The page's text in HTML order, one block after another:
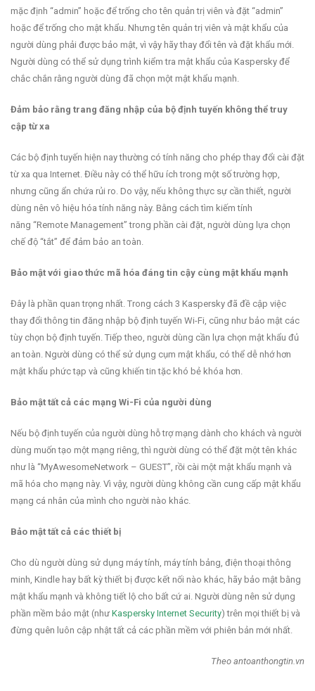
mặc định “admin” hoặc để trống cho tên quản trị viên và đặt “admin”
hoặc để trống cho mật khẩu. Nhưng tên quản trị viên và mật khẩu của
người dùng phải được bảo mật, vì vậy hãy thay đổi tên và đặt khẩu mới.
Người dùng có thể sử dụng trình kiểm tra mật khẩu của Kaspersky để
chắc chắn rằng người dùng đã chọn một mật khẩu mạnh.
Đảm bảo rằng trang đăng nhập của bộ định tuyến không thể truy
cập từ xa
Các bộ định tuyến hiện nay thường có tính năng cho phép thay đổi cài đặt
từ xa qua Internet. Điều này có thể hữu ích trong một số trường hợp,
nhưng cũng ẩn chứa rủi ro. Do vậy, nếu không thực sự cần thiết, người
dùng nên vô hiệu hóa tính năng này. Bằng cách tìm kiếm tính
năng “Remote Management” trong phần cài đặt, người dùng lựa chọn
chế độ “tắt” để đảm bảo an toàn.
Bảo mật với giao thức mã hóa đáng tin cậy cùng mật khẩu mạnh
Đây là phần quan trọng nhất. Trong cách 3 Kaspersky đã đề cập việc
thay đổi thông tin đăng nhập bộ định tuyến Wi-Fi, cũng như bảo mật các
tùy chọn bộ định tuyến. Tiếp theo, người dùng cần lựa chọn mật khẩu đủ
an toàn. Người dùng có thể sử dụng cụm mật khẩu, có thể dễ nhớ hơn
mật khẩu phức tạp và cũng khiến tin tặc khó bẻ khóa hơn.
Bảo mật tất cả các mạng Wi-Fi của người dùng
Nếu bộ định tuyến của người dùng hỗ trợ mạng dành cho khách và người
dùng muốn tạo một mạng riêng, thì người dùng có thể đặt một tên khác
như là “MyAwesomeNetwork – GUEST”, rồi cài một mật khẩu mạnh và
mã hóa cho mạng này. Vì vậy, người dùng không cần cung cấp mật khẩu
mạng cá nhân của mình cho người nào khác.
Bảo mật tất cả các thiết bị
Cho dù người dùng sử dụng máy tính, máy tính bảng, điện thoại thông
minh, Kindle hay bất kỳ thiết bị được kết nối nào khác, hãy bảo mật bằng
mật khẩu mạnh và không tiết lộ cho bất cứ ai. Người dùng nên sử dụng
phần mềm bảo mật (như Kaspersky Internet Security) trên mọi thiết bị và
đừng quên luôn cập nhật tất cả các phần mềm với phiên bản mới nhất.
Theo antoanthongtin.vn